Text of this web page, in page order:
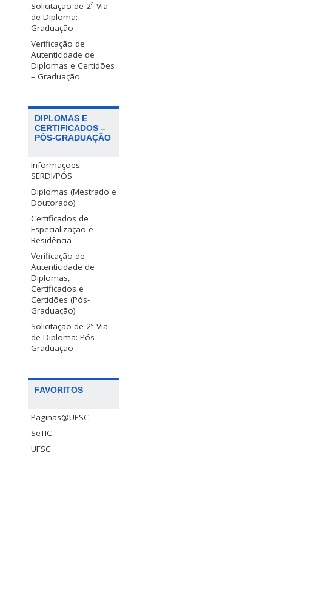
Solicitação de 2ª Via
de Diploma:
Graduação
Verificação de
Autenticidade de
Diplomas e Certidões
– Graduação
DIPLOMAS E
CERTIFICADOS –
PÓS-GRADUAÇÃO
Informações
SERDI/PÓS
Diplomas (Mestrado e
Doutorado)
Certificados de
Especialização e
Residência
Verificação de
Autenticidade de
Diplomas,
Certificados e
Certidões (Pós-
Graduação)
Solicitação de 2ª Via
de Diploma: Pós-
Graduação
FAVORITOS
Paginas@UFSC
SeTIC
UFSC